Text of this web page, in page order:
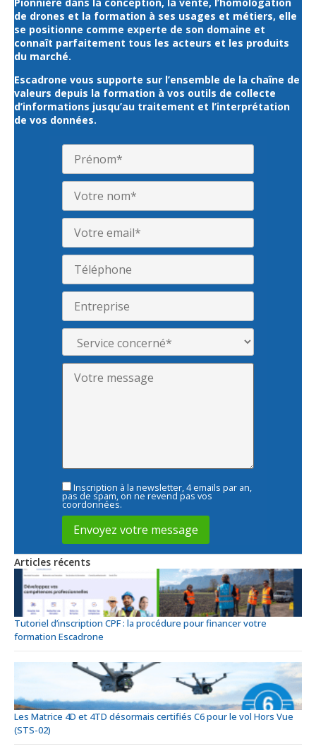
de drones et la formation à ses usages et métiers, elle
se positionne comme experte de son domaine et
connaît parfaitement tous les acteurs et les produits
du marché.
Escadrone vous supporte sur l’ensemble de la chaîne de
valeurs depuis la formation à vos outils de collecte
d’informations jusqu’au traitement et l’interprétation
de vos données.
Inscription à la newsletter, 4 emails par an,
pas de spam, on ne revend pas vos
coordonnées.
Articles récents
Tutoriel d’inscription CPF : la procédure pour financer votre
formation Escadrone
Les Matrice 4D et 4TD désormais certifiés C6 pour le vol Hors Vue
(STS-02)